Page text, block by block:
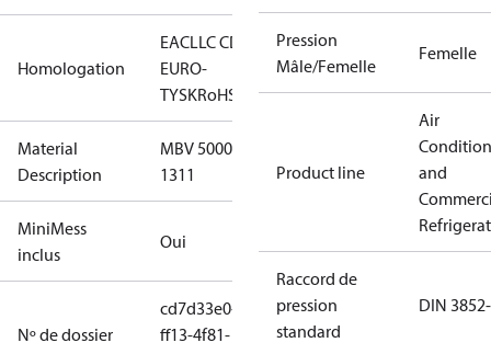
Homologation
EACLLC CDC
EURO-
TYSKRoHS
Material
Description
MBV 5000 -
1311
MiniMess
inclus
Oui
Nº de dossier
cd7d33e0-
ff13-4f81-
Pression
Mâle/Femelle
Femelle
Product line
Air
and
Raccord de
pression
standard
DIN